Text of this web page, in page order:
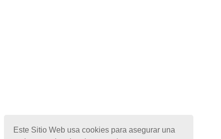
Este Sitio Web usa cookies para asegurar una